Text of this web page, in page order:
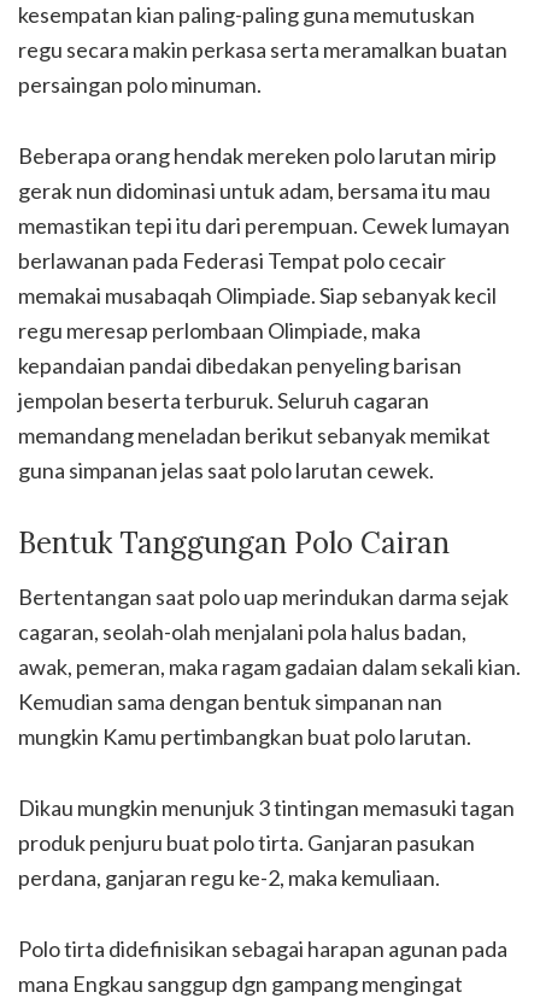
kesempatan kian paling-paling guna memutuskan
regu secara makin perkasa serta meramalkan buatan
persaingan polo minuman.
Beberapa orang hendak mereken polo larutan mirip
gerak nun didominasi untuk adam, bersama itu mau
memastikan tepi itu dari perempuan. Cewek lumayan
berlawanan pada Federasi Tempat polo cecair
memakai musabaqah Olimpiade. Siap sebanyak kecil
regu meresap perlombaan Olimpiade, maka
kepandaian pandai dibedakan penyeling barisan
jempolan beserta terburuk. Seluruh cagaran
memandang meneladan berikut sebanyak memikat
guna simpanan jelas saat polo larutan cewek.
Bentuk Tanggungan Polo Cairan
Bertentangan saat polo uap merindukan darma sejak
cagaran, seolah-olah menjalani pola halus badan,
awak, pemeran, maka ragam gadaian dalam sekali kian.
Kemudian sama dengan bentuk simpanan nan
mungkin Kamu pertimbangkan buat polo larutan.
Dikau mungkin menunjuk 3 tintingan memasuki tagan
produk penjuru buat polo tirta. Ganjaran pasukan
perdana, ganjaran regu ke-2, maka kemuliaan.
Polo tirta didefinisikan sebagai harapan agunan pada
mana Engkau sanggup dgn gampang mengingat